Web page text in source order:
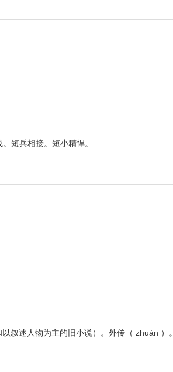
短兵相接。短小精悍。
叙述人物为主的旧小说）。外传（ zhuàn ）。